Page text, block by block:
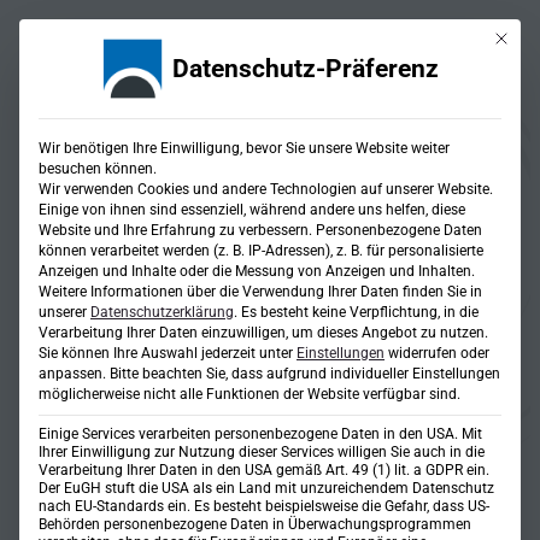
Ladepark Allianz-Arena
Ladepark für elektrische LKWs
und Busse
Parkplatz für Elektro-
Mit
Datenschutz-Präferenz
Wir benötigen Ihre Einwilligung, bevor Sie unsere Website weiter
besuchen können.
Wir verwenden Cookies und andere Technologien auf unserer Website.
Einige von ihnen sind essenziell, während andere uns helfen, diese
Website und Ihre Erfahrung zu verbessern. Personenbezogene Daten
können verarbeitet werden (z. B. IP-Adressen), z. B. für personalisierte
Anzeigen und Inhalte oder die Messung von Anzeigen und Inhalten.
Weitere Informationen über die Verwendung Ihrer Daten finden Sie in
unserer Datenschutzerklärung. Es besteht keine Verpflichtung, in die
Verarbeitung Ihrer Daten einzuwilligen, um dieses Angebot zu nutzen.
Sie können Ihre Auswahl jederzeit unter Einstellungen widerrufen oder
anpassen. Bitte beachten Sie, dass aufgrund individueller Einstellungen
möglicherweise nicht alle Funktionen der Website verfügbar sind.
Einige Services verarbeiten personenbezogene Daten in den USA. Mit
Ihrer Einwilligung zur Nutzung dieser Services willigen Sie auch in die
Verarbeitung Ihrer Daten in den USA gemäß Art. 49 (1) lit. a GDPR ein.
Der EuGH stuft die USA als ein Land mit unzureichendem Datenschutz
nach EU-Standards ein. Es besteht beispielsweise die Gefahr, dass US-
Behörden personenbezogene Daten in Überwachungsprogrammen